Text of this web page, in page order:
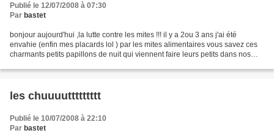
Publié le 12/07/2008 à 07:30
Par bastet
bonjour aujourd'hui ,la lutte contre les mites !!! il y a 2ou 3 ans j'ai été
envahie (enfin mes placards lol ) par les mites alimentaires vous savez ces
charmants petits papillons de nuit qui viennent faire leurs petits dans nos
les chuuuuttttttttt
Publié le 10/07/2008 à 22:10
Par bastet